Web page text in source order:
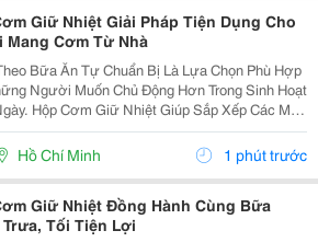
Giữ Nhiệt Giải Pháp Tiện Dụng Cho
Mang Cơm Từ Nhà
Bữa Ăn Tự Chuẩn Bị Là Lựa Chọn Phù Hợp
Người Muốn Chủ Động Hơn Trong Sinh Hoạt
Hộp Cơm Giữ Nhiệt Giúp Sắp Xếp Các Món
Gàng, Thuận Tiện Mang Đến Trường, Văn
Hoặc Sử Dụng Trong Những Chuyến Đi. Chọn
Hồ Chí Minh 1 phút trước
Giữ Nhiệt Đồng Hành Cùng Bữa
Tối Tiện Lợi